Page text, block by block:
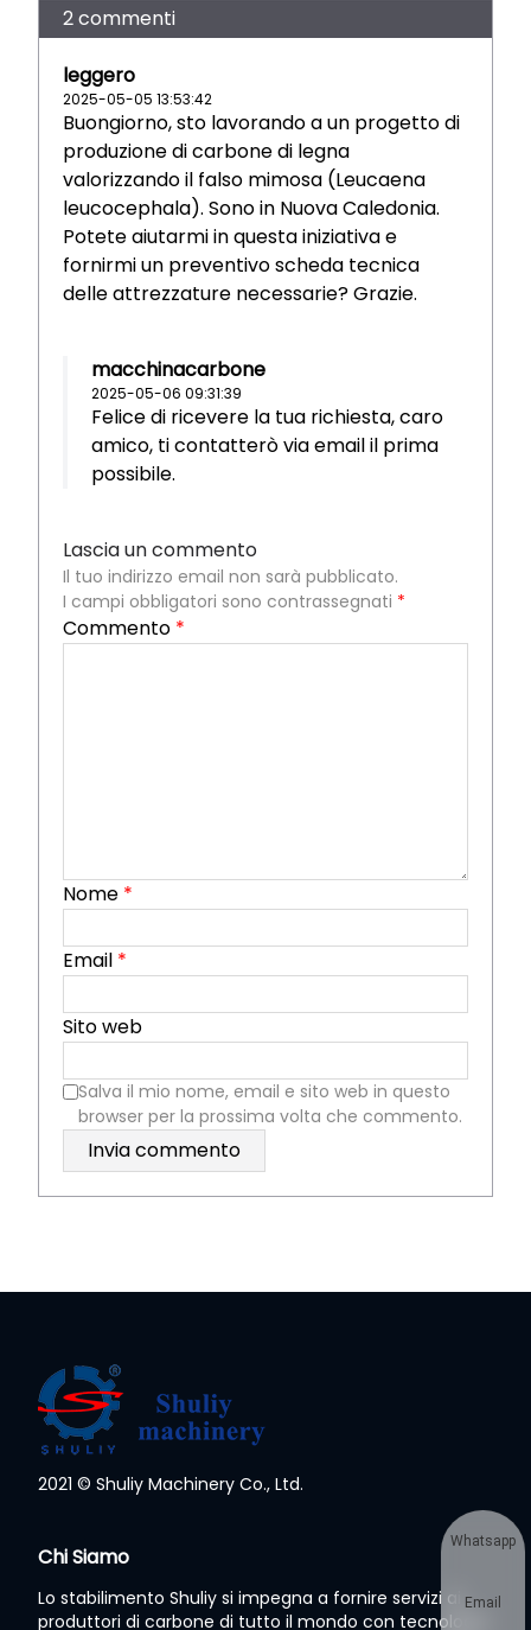
2 commenti
leggero
2025-05-05 13:53:42
Buongiorno, sto lavorando a un progetto di
produzione di carbone di legna
valorizzando il falso mimosa (Leucaena
leucocephala). Sono in Nuova Caledonia.
Potete aiutarmi in questa iniziativa e
fornirmi un preventivo scheda tecnica
delle attrezzature necessarie? Grazie.
macchinacarbone
2025-05-06 09:31:39
Felice di ricevere la tua richiesta, caro
amico, ti contatterò via email il prima
possibile.
Lascia un commento
Il tuo indirizzo email non sarà pubblicato.
I campi obbligatori sono contrassegnati *
Commento *
Nome *
Email *
Sito web
Salva il mio nome, email e sito web in questo
browser per la prossima volta che commento.
2021 © Shuliy Machinery Co., Ltd.
Chi Siamo
Lo stabilimento Shuliy si impegna a fornire servizi ai
produttori di carbone di tutto il mondo con tecnologia
Whatsapp
Email